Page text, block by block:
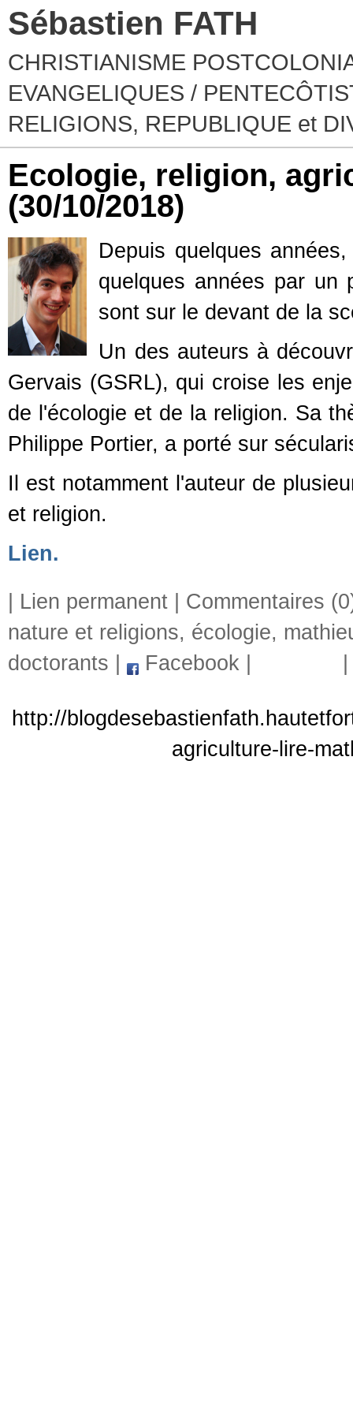
Sébastien FATH
CHRISTIANISME
EVANGELIQUES /
RELIGIONS, REPUBLIQUE et
Ecologie, religion,
(30/10/2018)
Depuis quelques
quelques années par un
sont sur le devant de la
Un des auteurs à
Gervais (GSRL), qui croise les
de l'écologie et de la religion. Sa
Philippe Portier, a porté sur
Il est notamment l'auteur de
et religion.
Lien.
Lien permanent
Commentaires
nature et religions, écologie,
doctorants
Facebook
http://
agriculture-lire-